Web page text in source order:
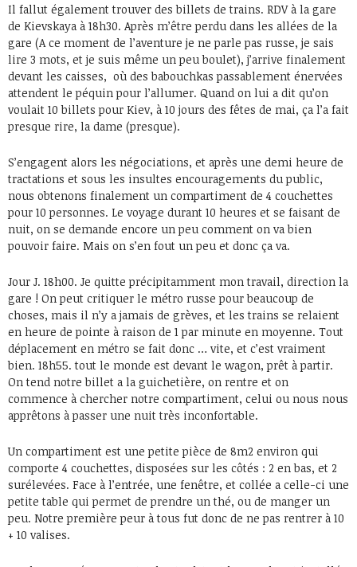
Il fallut également trouver des billets de trains. RDV à la gare
de Kievskaya à 18h30. Après m’être perdu dans les allées de la
gare (A ce moment de l’aventure je ne parle pas russe, je sais
lire 3 mots, et je suis même un peu boulet), j’arrive finalement
devant les caisses, où des babouchkas passablement énervées
attendent le péquin pour l’allumer. Quand on lui a dit qu’on
voulait 10 billets pour Kiev, à 10 jours des fêtes de mai, ça l’a fait
presque rire, la dame (presque).
S’engagent alors les négociations, et après une demi heure de
tractations et sous les insultes encouragements du public,
nous obtenons finalement un compartiment de 4 couchettes
pour 10 personnes. Le voyage durant 10 heures et se faisant de
nuit, on se demande encore un peu comment on va bien
pouvoir faire. Mais on s’en fout un peu et donc ça va.
Jour J. 18h00. Je quitte précipitamment mon travail, direction la
gare ! On peut critiquer le métro russe pour beaucoup de
choses, mais il n’y a jamais de grèves, et les trains se relaient
en heure de pointe à raison de 1 par minute en moyenne. Tout
déplacement en métro se fait donc … vite, et c’est vraiment
bien. 18h55. tout le monde est devant le wagon, prêt à partir.
On tend notre billet a la guichetière, on rentre et on
commence à chercher notre compartiment, celui ou nous nous
apprêtons à passer une nuit très inconfortable.
Un compartiment est une petite pièce de 8m2 environ qui
comporte 4 couchettes, disposées sur les côtés : 2 en bas, et 2
surélevées. Face à l’entrée, une fenêtre, et collée a celle-ci une
petite table qui permet de prendre un thé, ou de manger un
peu. Notre première peur à tous fut donc de ne pas rentrer à 10
+ 10 valises.